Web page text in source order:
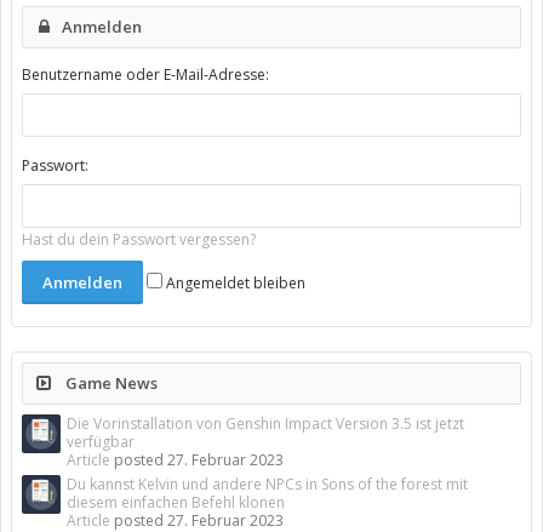
Anmelden
Benutzername oder E-Mail-Adresse:
Passwort:
Hast du dein Passwort vergessen?
Angemeldet bleiben
Game News
Die Vorinstallation von Genshin Impact Version 3.5 ist jetzt
verfügbar
Article posted 27. Februar 2023
Du kannst Kelvin und andere NPCs in Sons of the forest mit
diesem einfachen Befehl klonen
Article posted 27. Februar 2023